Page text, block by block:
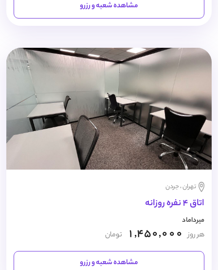
مشاهده شعبه و رزرو
تهران ، جردن
اتاق 4 نفره روزانه
میرداماد
هر روز 1,450,000 تومان
مشاهده شعبه و رزرو